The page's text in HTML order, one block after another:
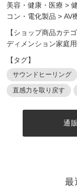
美容・健康・医療 >
コン・電化製品 >AV
【ショップ商品カテゴ
ディメンション家庭
【タグ】
サウンドヒーリング
直感力を取り戻す
通
最